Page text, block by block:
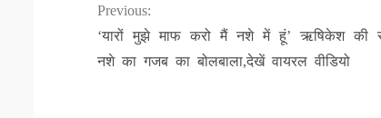
Continue
Reading
Previous:
‘यारों मुझे माफ करो मैं नशे में हूं’ ऋषिकेश की
नशे का गजब का बोलबाला,देखें वायरल वीडियो